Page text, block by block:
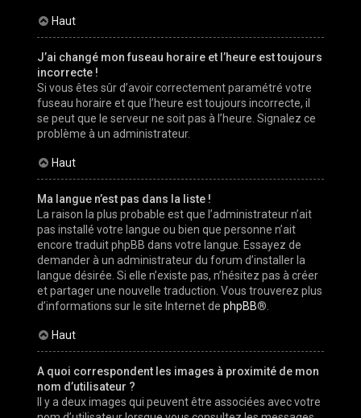
Haut
J’ai changé mon fuseau horaire et l’heure est toujours
incorrecte !
Si vous êtes sûr d’avoir correctement paramétré votre
fuseau horaire et que l’heure est toujours incorrecte, il
se peut que le serveur ne soit pas à l’heure. Signalez ce
problème à un administrateur.
Haut
Ma langue n’est pas dans la liste !
La raison la plus probable est que l’administrateur n’ait
pas installé votre langue ou bien que personne n’ait
encore traduit phpBB dans votre langue. Essayez de
demander à un administrateur du forum d’installer la
langue désirée. Si elle n’existe pas, n’hésitez pas à créer
et partager une nouvelle traduction. Vous trouverez plus
d’informations sur le site Internet dephpBB®.
Haut
A quoi correspondent les images à proximité de mon
nom d’utilisateur ?
Il y a deux images qui peuvent être associées avec votre